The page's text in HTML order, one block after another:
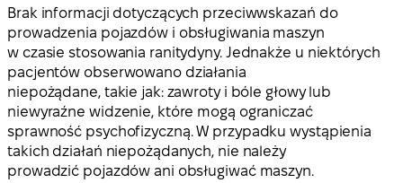
Brak informacji dotyczących przeciwwskazań do
prowadzenia pojazdów i obsługiwania maszyn
w czasie stosowania ranitydyny. Jednakże u niektórych
pacjentów obserwowano działania
niepożądane, takie jak: zawroty i bóle głowy lub
niewyraźne widzenie, które mogą ograniczać
sprawność psychofizyczną. W przypadku wystąpienia
takich działań niepożądanych, nie należy
prowadzić pojazdów ani obsługiwać maszyn.